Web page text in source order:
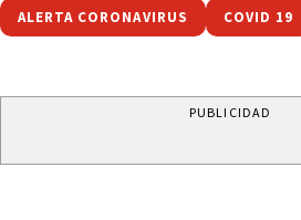
ALERTA CORONAVIRUS COVID 19
PUBLICIDAD